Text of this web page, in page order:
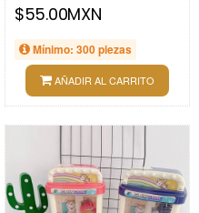
$55.00MXN
Mínimo: 300 piezas
AÑADIR AL CARRITO